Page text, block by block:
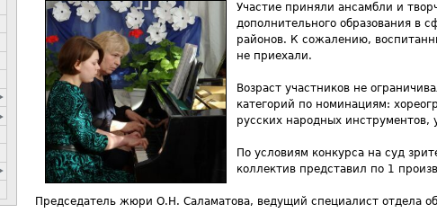
​Участие приняли ансамбли и
дополнительного образования в
районов. К сожалению,
не приехали.
Возраст участников не
категорий по номинациям:
русских народных инструментов,
По условиям конкурса на суд
коллектив представил по 1
Председатель жюри О.Н. Саламатова, ведущий специалист отдела